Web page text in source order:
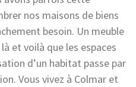
nos maisons de biens
besoin. Un meuble
et voilà que les espaces
d’un habitat passe par
Vous vivez à Colmar et